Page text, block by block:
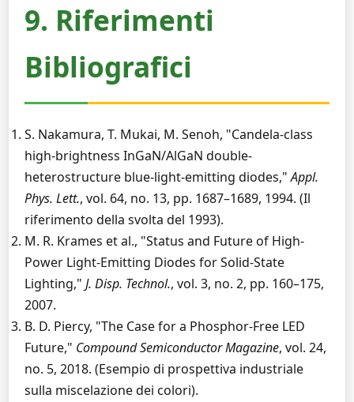
9. Riferimenti
Bibliografici
S. Nakamura, T. Mukai, M. Senoh, "Candela-class
high-brightness InGaN/AlGaN double-
heterostructure blue-light-emitting diodes,"Appl.
Phys. Lett., vol. 64, no. 13, pp. 1687–1689, 1994. (Il
riferimento della svolta del 1993).
M. R. Krames et al., "Status and Future of High-
Power Light-Emitting Diodes for Solid-State
Lighting," J. Disp. Technol., vol. 3, no. 2, pp. 160–175,
2007.
B. D. Piercy, "The Case for a Phosphor-Free LED
Future," Compound Semiconductor Magazine, vol. 24,
no. 5, 2018. (Esempio di prospettiva industriale
sulla miscelazione dei colori).